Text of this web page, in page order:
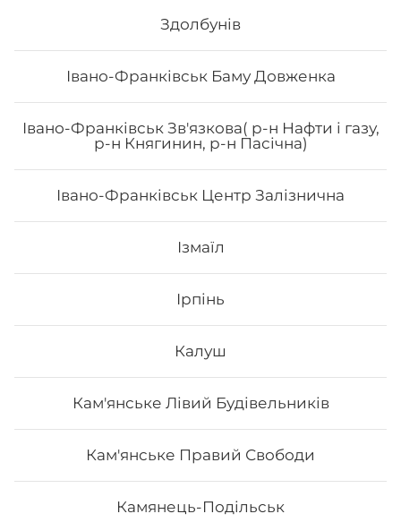
Здолбунів
Івано-Франківськ Баму Довженка
Івано-Франківськ Зв'язкова( р-н Нафти і газу,
р-н Княгинин, р-н Пасічна)
Івано-Франківськ Центр Залізнична
Ізмаїл
Ірпінь
Калуш
Кам'янське Лівий Будівельників
Кам'янське Правий Свободи
Камянець-Подільськ
Сет Osama
філадельфія з лососем, авокадо рол з лососем
827₴ Хочу